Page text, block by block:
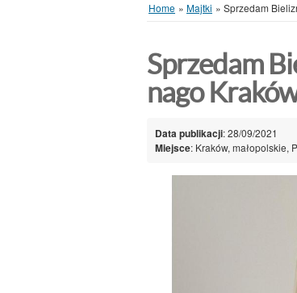
Home » Majtki » Sprzedam
Sprzedam
nago
Data publikacji: 28/09/2021
Miejsce: Kraków, małopolskie,